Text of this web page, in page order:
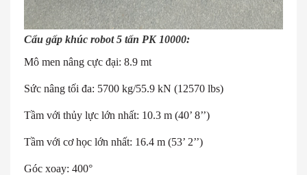
Cẩu gấp khúc robot 5 tấn PK 10000:
Mô men nâng cực đại: 8.9 mt
Sức nâng tối đa: 5700 kg/55.9 kN (12570 lbs)
Tầm với thủy lực lớn nhất: 10.3 m (40’ 8’’)
Tầm với cơ học lớn nhất: 16.4 m (53’ 2’’)
Góc xoay: 400°